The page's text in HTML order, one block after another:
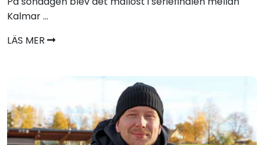
Kalmar ...
LÄS MER